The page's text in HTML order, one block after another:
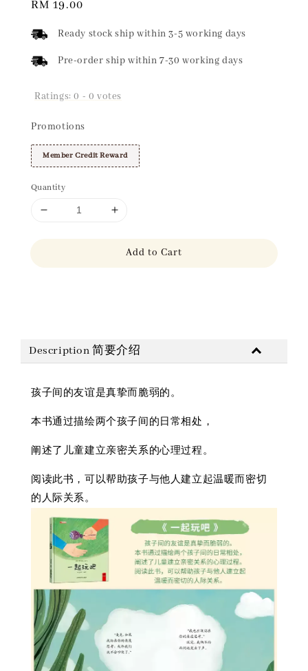
Regular
RM 19.00
Ready stock ship within 3-5 working days
Pre-order ship within 7-30 working days
Ratings:0 - 0 votes
Promotions
Member Credit Reward
Quantity
Add to Cart
Description 简要介绍
孩子间的友谊是真挚而脆弱的。
本书通过描绘两个孩子间的日常相处，
阐述了儿童建立亲密关系的心理过程。
阅读此书，可以帮助孩子与他人建立起温暖而密切
的人际关系。